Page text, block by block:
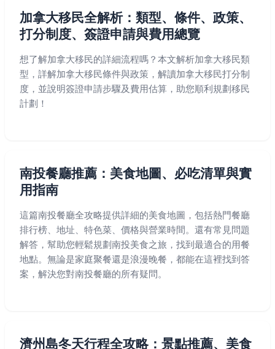
加拿大移民全解析：類型、條件、政策、
打分制度、簽證申請與費用總覽
想了解加拿大移民的詳細流程嗎？本文解析加拿大移民類
型，詳解加拿大移民條件與政策，解讀加拿大移民打分制
度，並說明簽證申請步驟及費用估算，助您順利規劃移民
計劃！
南投餐廳推薦：美食地圖、必吃清單與實
用指南
這篇南投餐廳全攻略提供詳細的美食地圖，包括熱門餐廳
排行榜、地址、特色菜、價格與營業時間。還有常見問題
解答，幫助您輕鬆規劃南投美食之旅，找到最適合的用餐
地點。無論是家庭聚餐還是浪漫晚餐，都能在這裡找到答
案，解決您對南投餐廳的所有疑問。
濟州島冬天行程全攻略：景點推薦、美食